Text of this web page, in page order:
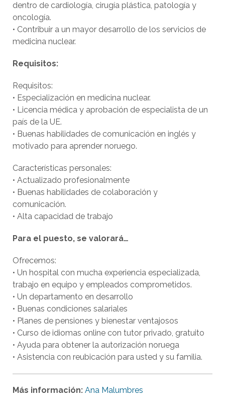
dentro de cardiología, cirugía plástica, patología y
oncología.
• Contribuir a un mayor desarrollo de los servicios de
medicina nuclear.
Requisitos:
Requisitos:
• Especialización en medicina nuclear.
• Licencia médica y aprobación de especialista de un
país de la UE.
• Buenas habilidades de comunicación en inglés y
motivado para aprender noruego.
Características personales:
• Actualizado profesionalmente
• Buenas habilidades de colaboración y
comunicación.
• Alta capacidad de trabajo
Para el puesto, se valorará…
Ofrecemos:
• Un hospital con mucha experiencia especializada,
trabajo en equipo y empleados comprometidos.
• Un departamento en desarrollo
• Buenas condiciones salariales
• Planes de pensiones y bienestar ventajosos
• Curso de idiomas online con tutor privado, gratuito
• Ayuda para obtener la autorización noruega
• Asistencia con reubicación para usted y su familia.
Más información: Ana Malumbres